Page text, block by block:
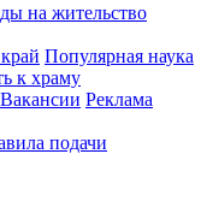
на жительство
Популярная наука
к храму
Вакансии Реклама
подачи